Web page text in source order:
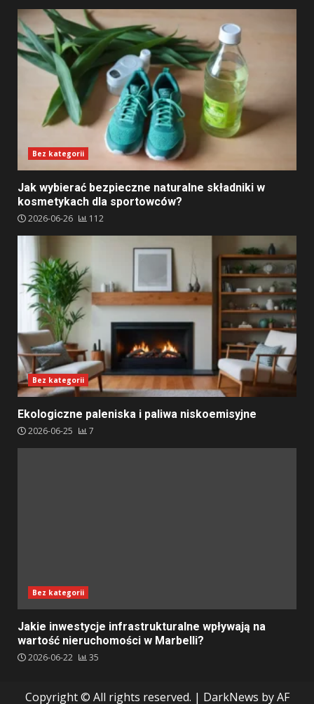
Bez kategorii
Jak wybierać bezpieczne naturalne składniki w
kosmetykach dla sportowców?
2026-06-26 112
Bez kategorii
Ekologiczne paleniska i paliwa niskoemisyjne
2026-06-25 7
Bez kategorii
Jakie inwestycje infrastrukturalne wpływają na
wartość nieruchomości w Marbelli?
2026-06-22 35
Copyright © All rights reserved. | DarkNews by AF